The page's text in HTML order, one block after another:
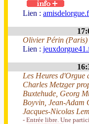
Lien :
Olivier Périn (Paris)
Lien :
Les Heures d'Orgue
Charles Metzger
Buxtehude, Georg
Boyvin, Jean-Adam
Jacques-Nicolas
- Entrée libre. Une